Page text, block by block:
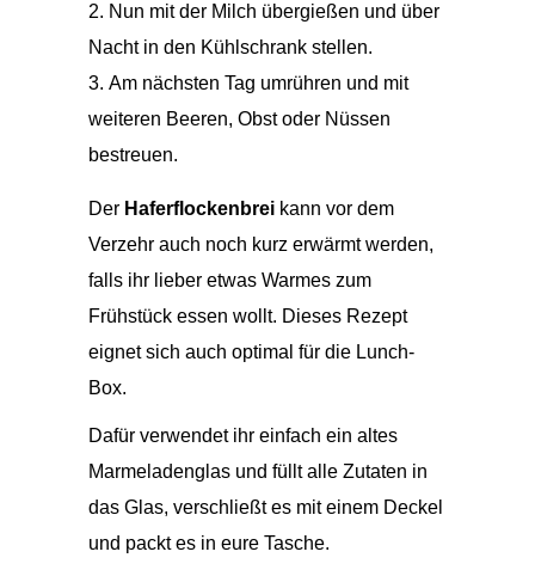
Nun mit der Milch übergießen und über
Nacht in den Kühlschrank stellen.
Am nächsten Tag umrühren und mit
weiteren Beeren, Obst oder Nüssen
bestreuen.
Der Haferflockenbrei kann vor dem
Verzehr auch noch kurz erwärmt werden,
falls ihr lieber etwas Warmes zum
Frühstück essen wollt. Dieses Rezept
eignet sich auch optimal für die Lunch-
Box.
Dafür verwendet ihr einfach ein altes
Marmeladenglas und füllt alle Zutaten in
das Glas, verschließt es mit einem Deckel
und packt es in eure Tasche.